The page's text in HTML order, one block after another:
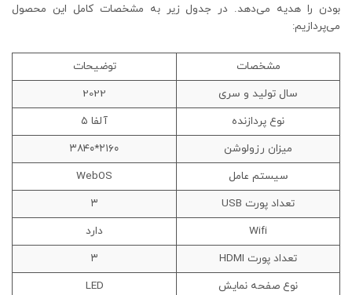
بودن را هدیه می‌دهد. در جدول زیر به مشخصات کامل این محصول
می‌پردازیم:
مشخصات
توضیحات
سال تولید و سری
2022
نوع پردازنده
آلفا ۵
میزان رزولوشن
۲۱۶۰*۳۸۴۰
سیستم عامل
WebOS
تعداد پورت USB
۳
Wifi
دارد
تعداد پورت HDMI
۳
نوع صفحه نمایش
LED